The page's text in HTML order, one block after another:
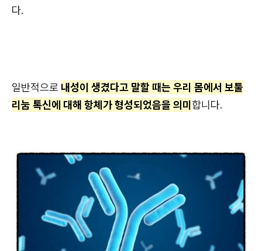
다.
일반적으로 내성이 생겼다고 말할 때는 우리 몸에서 보툴
리눔 톡신에 대해 항체가 형성되었음을 의미합니다.